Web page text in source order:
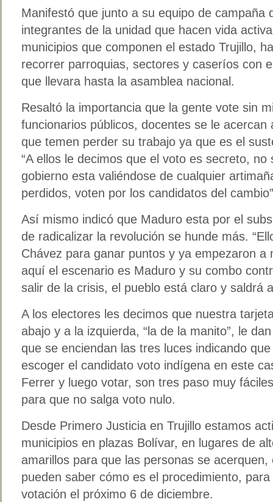
Manifestó que junto a su equipo de campaña
integrantes de la unidad que hacen vida
municipios que componen el estado Trujillo,
recorrer parroquias, sectores y caseríos con
que llevara hasta la asamblea nacional.
Resaltó la importancia que la gente vote sin
funcionarios públicos, docentes se le
que temen perder su trabajo ya que es el
“A ellos le decimos que el voto es secreto, no
gobierno esta valiéndose de cualquier
perdidos, voten por los candidatos del
Así mismo indicó que Maduro esta por el
de radicalizar la revolución se hunde más.
Chávez para ganar puntos y ya empezaron a
aquí el escenario es Maduro y su combo
salir de la crisis, el pueblo está claro y saldrá
A los electores les decimos que nuestra
abajo y a la izquierda, “la de la manito”, le
que se enciendan las tres luces indicando
escoger el candidato voto indígena en este
Ferrer y luego votar, son tres paso muy
para que no salga voto nulo.
Desde Primero Justicia en Trujillo estamos
municipios en plazas Bolívar, en lugares de
amarillos para que las personas se
pueden saber cómo es el procedimiento,
votación el próximo 6 de diciembre.